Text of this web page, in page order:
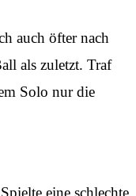
auch öfter nach
als zuletzt. Traf
Solo nur die
eine schlechte